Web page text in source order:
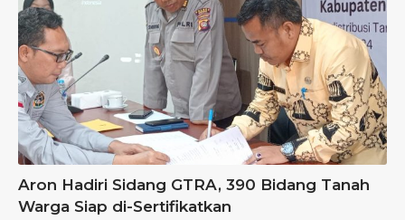
Aron Hadiri Sidang GTRA, 390 Bidang Tanah
Warga Siap di-Sertifikatkan